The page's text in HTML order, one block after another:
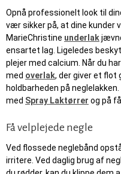
Opnå professionelt look til
vær sikker på, at dine kunder
MarieChristine underlak
ensartet lag. Ligeledes
plejer med calcium. Når du
med overlak, der giver et flot
holdbarheden på
med Spray Laktørrer og på
Få velplejede negle
Ved flossede neglebånd
irritere. Ved daglig brug af